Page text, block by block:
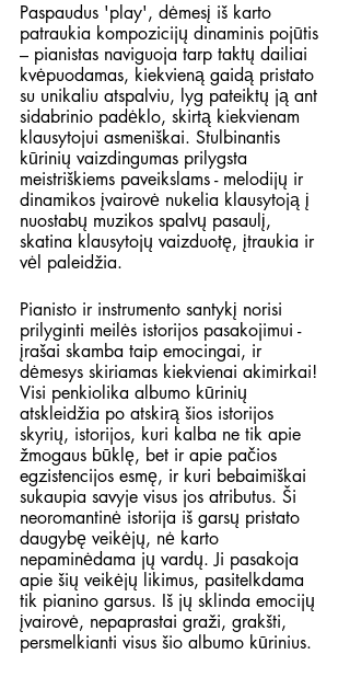
Paspaudus 'play', dėmesį iš karto
patraukia kompozicijų dinaminis pojūtis
– pianistas naviguoja tarp taktų dailiai
kvėpuodamas, kiekvieną gaidą pristato
su unikaliu atspalviu, lyg pateiktų ją ant
sidabrinio padėklo, skirtą kiekvienam
klausytojui asmeniškai. Stulbinantis
kūrinių vaizdingumas prilygsta
meistriškiems paveikslams - melodijų ir
dinamikos įvairovė nukelia klausytoją į
nuostabų muzikos spalvų pasaulį,
skatina klausytojų vaizduotę, įtraukia ir
vėl paleidžia.
Pianisto ir instrumento santykį norisi
prilyginti meilės istorijos pasakojimui -
įrašai skamba taip emocingai, ir
dėmesys skiriamas kiekvienai akimirkai!
Visi penkiolika albumo kūrinių
atskleidžia po atskirą šios istorijos
skyrių, istorijos, kuri kalba ne tik apie
žmogaus būklę, bet ir apie pačios
egzistencijos esmę, ir kuri bebaimiškai
sukaupia savyje visus jos atributus. Ši
neoromantinė istorija iš garsų pristato
daugybę veikėjų, nė karto
nepaminėdama jų vardų. Ji pasakoja
apie šių veikėjų likimus, pasitelkdama
tik pianino garsus. Iš jų sklinda emocijų
įvairovė, nepaprastai graži, grakšti,
persmelkianti visus šio albumo kūrinius.